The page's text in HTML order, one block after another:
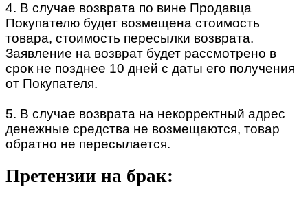
4. В случае возврата по вине Продавца
Покупателю будет возмещена стоимость
товара, стоимость пересылки возврата.
Заявление на возврат будет рассмотрено в
срок не позднее 10 дней с даты его получения
от Покупателя.
5. В случае возврата на некорректный адрес
денежные средства не возмещаются, товар
обратно не пересылается.
Претензии на брак: